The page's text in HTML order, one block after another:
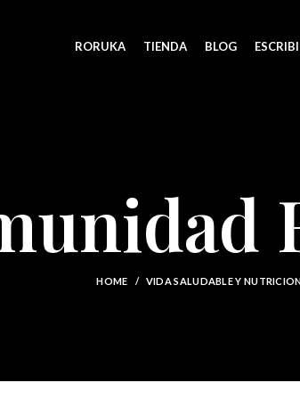
RORUKA TIENDA BLOG
HOME VIDA SALUDABLE Y